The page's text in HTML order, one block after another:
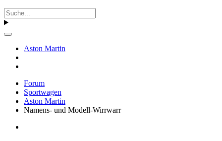
Aston Martin
Forum
Sportwagen
Aston Martin
Namens- und Modell-Wirrwarr